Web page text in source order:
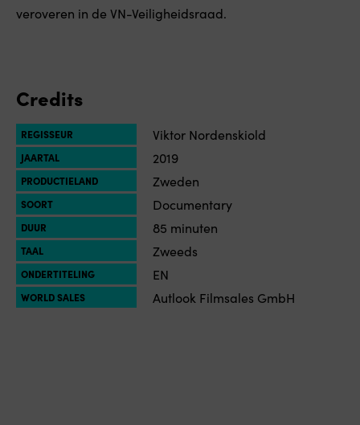
veroveren in de VN-Veiligheidsraad.
Credits
REGISSEUR Viktor Nordenskiold
JAARTAL 2019
PRODUCTIELAND Zweden
SOORT Documentary
DUUR 85 minuten
TAAL Zweeds
ONDERTITELING EN
WORLD SALES Autlook Filmsales GmbH